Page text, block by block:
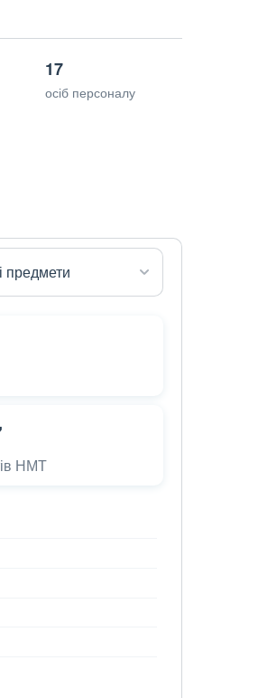
17
осіб персоналу
НМТ